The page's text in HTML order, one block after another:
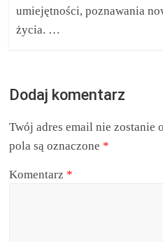
umiejętności, poznawania
życia. …
Dodaj komentarz
Twój adres email nie zostanie
pola są oznaczone *
Komentarz *